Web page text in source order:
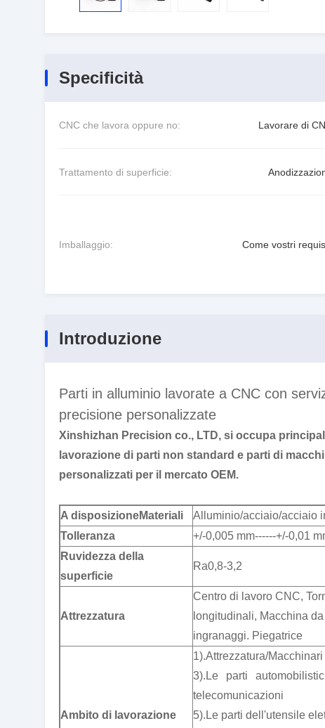
Specificità
CNC che lavora oppure no: Lavorare di
Trattamento di superficie:
Imballaggio: Come vostri
Introduzione
Parti in alluminio lavorate a CNC con
precisione personalizzate
Xinshizhan Precision co., LTD, si occupa
lavorazione di parti non standard e parti di
personalizzati per il mercato OEM.
A disposizioneMateriali
Alluminio/acciaio/acciaio
Tolleranza
+/-0,005 mm------+/-0,01
Ruvidezza della
superficie
Ra0,8-3,2
Attrezzatura
Centro di lavoro CNC,
longitudinali, Macchina
ingranaggi. Piegatrice
Ambito di lavorazione
1).Attrezzatura/
3).Le parti
telecomunicazioni
5).Le parti dell'utensile